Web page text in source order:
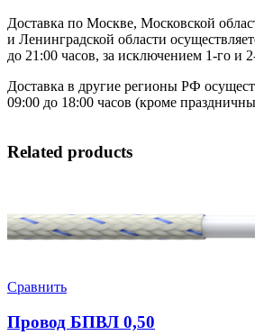
Доставка по Москве, Московской
и Ленинградской области
до 21:00 часов, за исключением 1-го и
Доставка в другие регионы РФ
09:00 до 18:00 часов (кроме
Related products
Сравнить
Провод БПВЛ 0,50